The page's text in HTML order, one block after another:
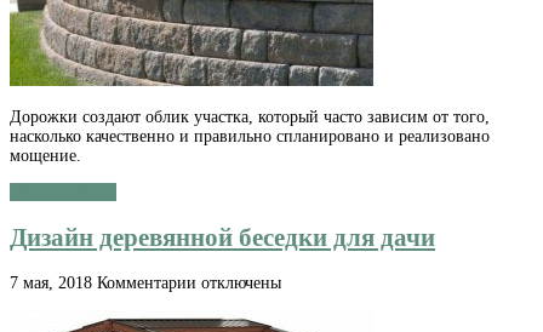
Дорожки создают облик участка, который часто зависим от того,
насколько качественно и правильно спланировано и реализовано
мощение.
Дизайн деревянной беседки для дачи
7 мая, 2018 Комментарии к
Дизайн
отключены